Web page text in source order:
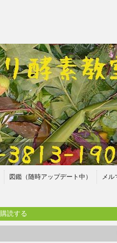
図鑑（随時アップデート中）
メル
購読する